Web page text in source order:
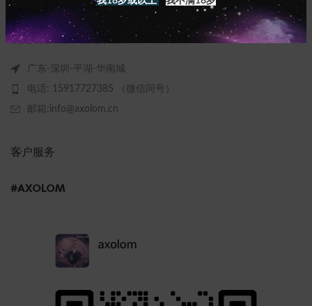
做更好的产品，做更好的自己！
广东-深圳-平湖-华南城
电话: 15917727385 （微信同号）
邮箱:info@axolom.cn
客户服务
#AXOLOM